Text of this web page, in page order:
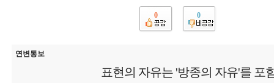
0 0
연변통보
표현의 자유는 '방종의 자유'를 포